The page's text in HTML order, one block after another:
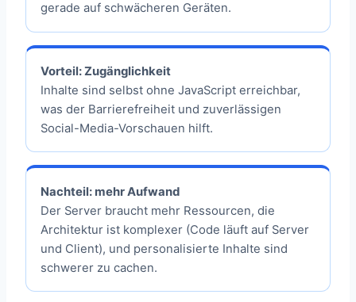
gerade auf schwächeren Geräten.
Vorteil: Zugänglichkeit
Inhalte sind selbst ohne JavaScript erreichbar,
was der Barrierefreiheit und zuverlässigen
Social-Media-Vorschauen hilft.
Nachteil: mehr Aufwand
Der Server braucht mehr Ressourcen, die
Architektur ist komplexer (Code läuft auf Server
und Client), und personalisierte Inhalte sind
schwerer zu cachen.